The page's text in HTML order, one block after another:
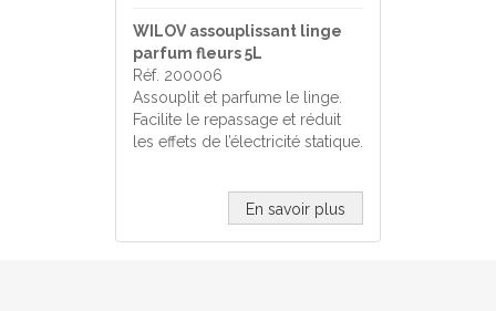
WILOV assouplissant linge
parfum fleurs 5L
Réf. 200006
Assouplit et parfume le linge.
Facilite le repassage et réduit
les effets de l’électricité statique.
En savoir plus